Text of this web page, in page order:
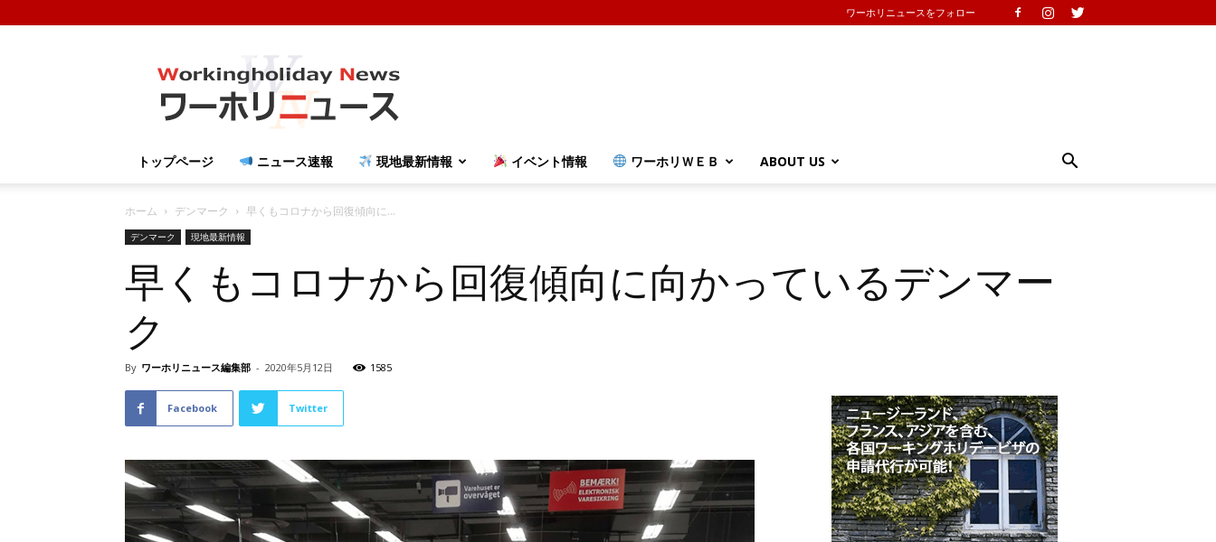
ワーホリニュースをフォロー
ー
ホ
リ
ュ
トップページ ニュース速報 現地最新情報 イベント情報 ワーホリＷＥＢ ABOUT US
ホーム デンマーク 早くもコロナから回復傾向に...
デンマーク 現地最新情報
早くもコロナから回復傾向に向かっているデンマー
ク
By ワーホリニュース編集部 - 2020年5月12日 1585
Facebook Twitter